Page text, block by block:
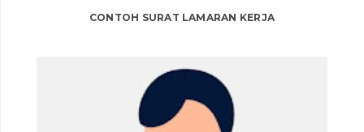
CONTOH SURAT LAMARAN KERJA